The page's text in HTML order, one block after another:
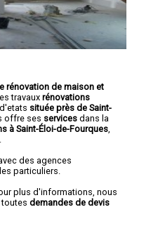
rénovation de maison et
travaux rénovations
située près de Saint-
offre ses services dans la
à Saint-Éloi-de-Fourques
des agences
particuliers.
plus d'informations, nous
demandes de devis